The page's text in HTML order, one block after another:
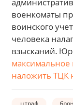
военкоматы
воинского
человека
взысканий.
наложить ТЦК
штраф